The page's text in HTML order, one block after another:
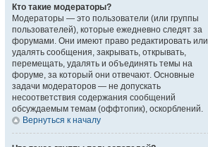
Кто такие модераторы?
Модераторы — это пользователи (или группы
пользователей), которые ежедневно следят за
форумами. Они имеют право редактировать или
удалять сообщения, закрывать, открывать,
перемещать, удалять и объединять темы на
форуме, за который они отвечают. Основные
задачи модераторов — не допускать
несоответствия содержания сообщений
обсуждаемым темам (оффтопик), оскорблений.
Вернуться к началу